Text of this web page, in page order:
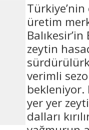
üretim
zeytin
verimli
yer yer
dalları